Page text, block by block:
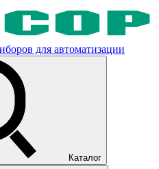
для автоматизации
Каталог